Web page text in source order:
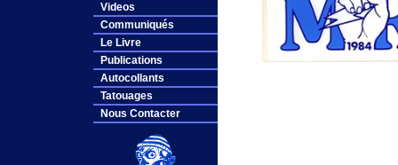
Videos
Communiqués
Le Livre
Publications
Autocollants
Tatouages
Nous Contacter